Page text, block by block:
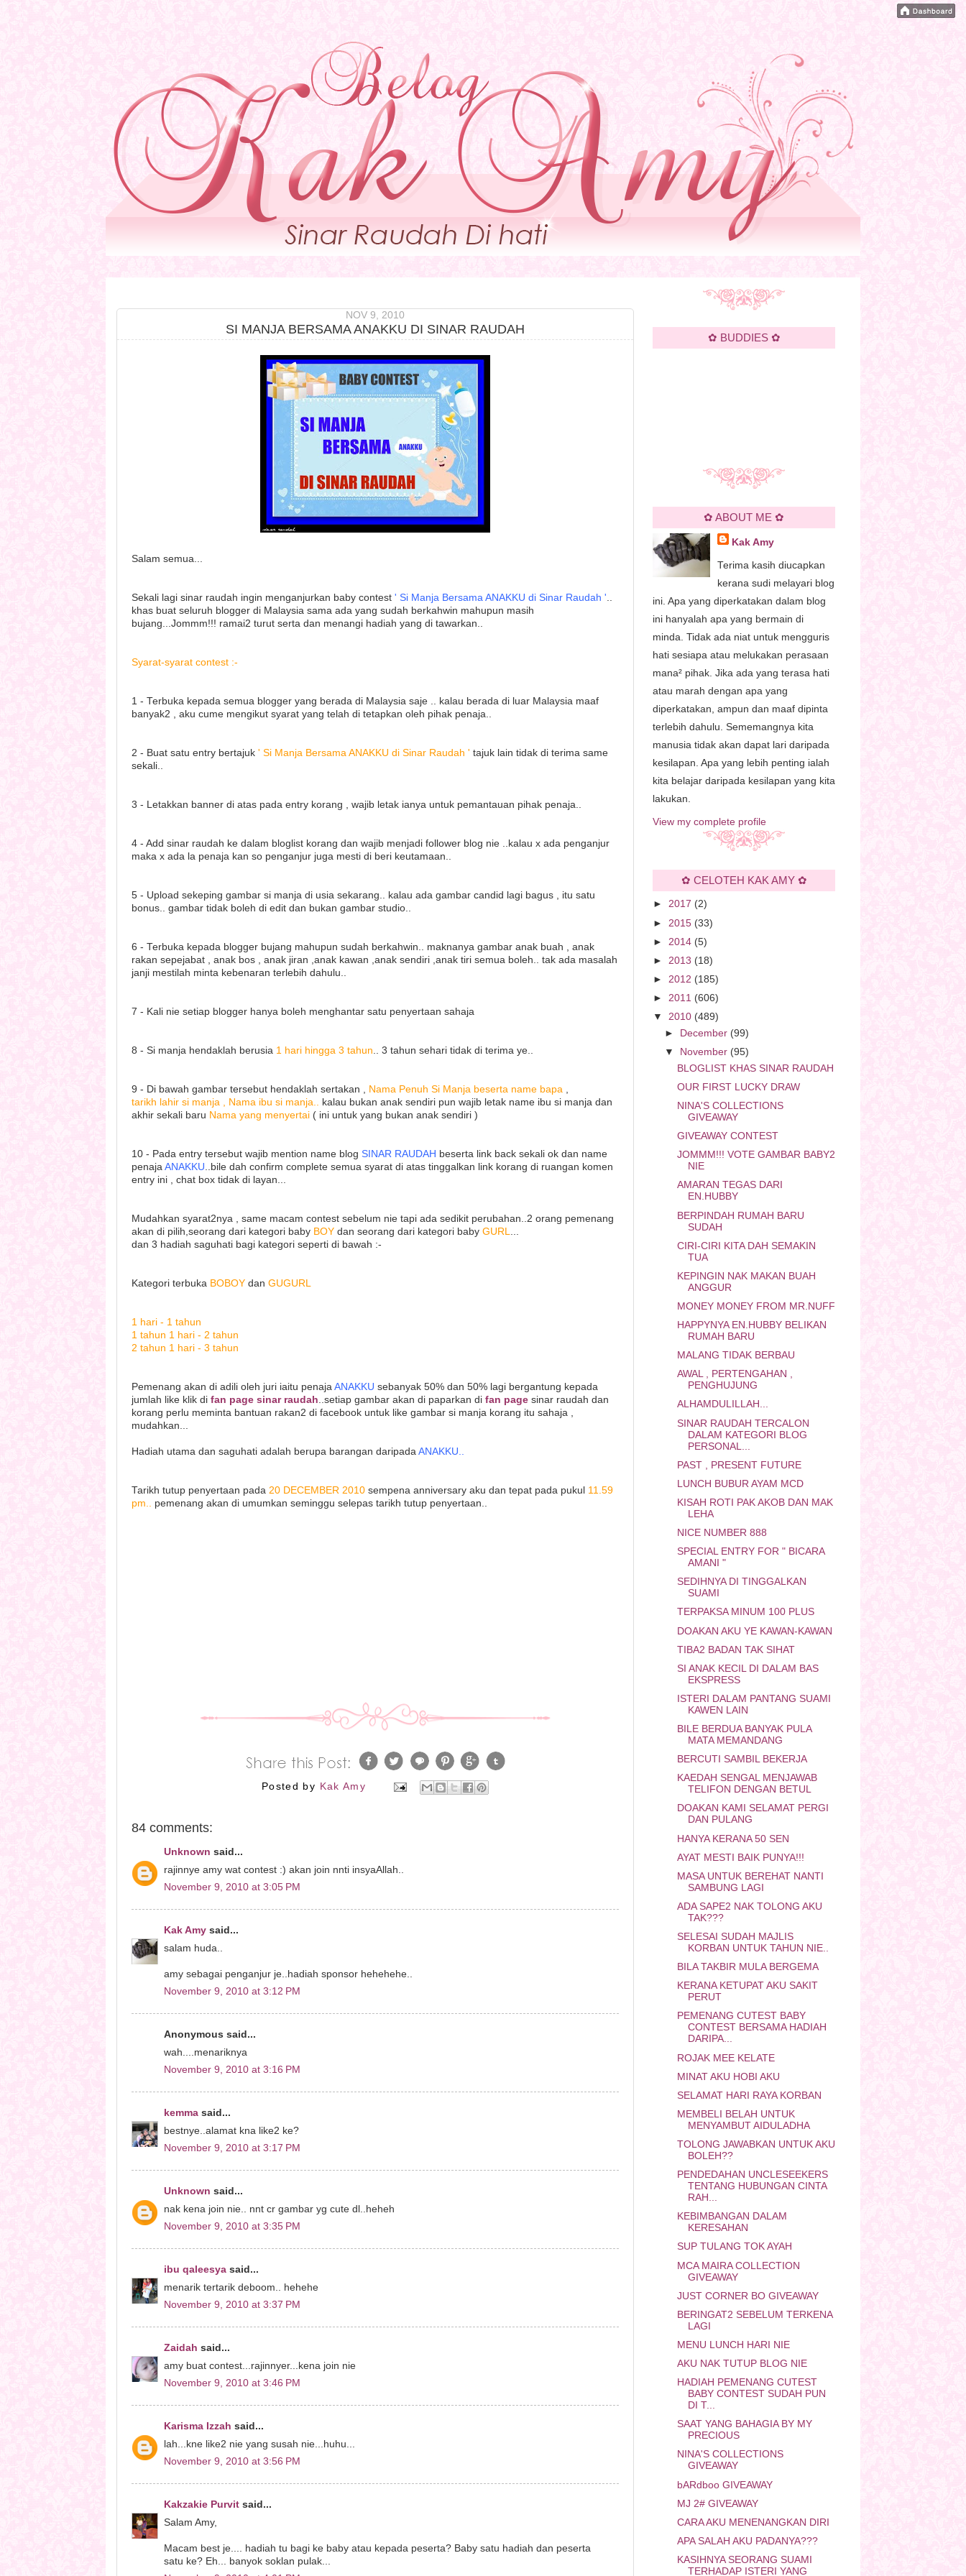
NOV 9, 2010
SI MANJA BERSAMA ANAKKU DI SINAR RAUDAH
Salam semua...
Sekali lagi sinar raudah ingin menganjurkan baby contest ' Si Manja Bersama ANAKKU di Sinar Raudah '
khas buat seluruh blogger di Malaysia sama ada yang sudah berkahwin mahupun masih
bujang...Jommm!!! ramai2 turut serta dan menangi hadiah yang di tawarkan..
Syarat-syarat contest :-
1 - Terbuka kepada semua blogger yang berada di Malaysia saje .. kalau berada di luar Malaysia maaf
banyak2 , aku cume mengikut syarat yang telah di tetapkan oleh pihak penaja..
2 - Buat satu entry bertajuk ' Si Manja Bersama ANAKKU di Sinar Raudah ' tajuk lain tidak di terima same
sekali..
3 - Letakkan banner di atas pada entry korang , wajib letak ianya untuk pemantauan pihak penaja..
4 - Add sinar raudah ke dalam bloglist korang dan wajib menjadi follower blog nie ..kalau x ada penganjur
maka x ada la penaja kan so penganjur juga mesti di beri keutamaan..
5 - Upload sekeping gambar si manja di usia sekarang.. kalau ada gambar candid lagi bagus , itu satu
bonus.. gambar tidak boleh di edit dan bukan gambar studio..
6 - Terbuka kepada blogger bujang mahupun sudah berkahwin.. maknanya gambar anak buah , anak
rakan sepejabat , anak bos , anak jiran ,anak kawan ,anak sendiri ,anak tiri semua boleh.. tak ada masalah
janji mestilah minta kebenaran terlebih dahulu..
7 - Kali nie setiap blogger hanya boleh menghantar satu penyertaan sahaja
8 - Si manja hendaklah berusia 1 hari hingga 3 tahun .. 3 tahun sehari tidak di terima ye..
9 - Di bawah gambar tersebut hendaklah sertakan , Nama Penuh Si Manja beserta name bapa
tarikh lahir si manja , Nama ibu si manja..
kalau bukan anak sendiri pun wajib letak name ibu si manja dan
akhir sekali baru Nama yang menyertai ( ini untuk yang bukan anak sendiri )
10 - Pada entry tersebut wajib mention name blog SINAR RAUDAH beserta link back sekali ok dan name
penaja ANAKKU ..bile dah confirm complete semua syarat di atas tinggalkan link korang di ruangan komen
entry ini , chat box tidak di layan...
Mudahkan syarat2nya , same macam contest sebelum nie tapi ada sedikit perubahan..2 orang pemenang
akan di pilih,seorang dari kategori baby BOY dan seorang dari kategori baby GURL
dan 3 hadiah saguhati bagi kategori seperti di bawah :-
Kategori terbuka BOBOY dan GUGURL
1 hari - 1 tahun
1 tahun 1 hari - 2 tahun
2 tahun 1 hari - 3 tahun
Pemenang akan di adili oleh juri iaitu penaja ANAKKU sebanyak 50% dan 50% lagi bergantung kepada
jumlah like klik di fan page sinar raudah ..setiap gambar akan di paparkan di fan page sinar raudah dan
korang perlu meminta bantuan rakan2 di facebook untuk like gambar si manja korang itu sahaja ,
mudahkan...
Hadiah utama dan saguhati adalah berupa barangan daripada ANAKKU..
Tarikh tutup penyertaan pada 20 DECEMBER 2010 sempena anniversary aku dan tepat pada pukul 11.59
pm..
pemenang akan di umumkan seminggu selepas tarikh tutup penyertaan..
Posted by Kak Amy
84 comments:
Unknown said...
rajinnye amy wat contest :) akan join nnti insyaAllah..
November 9, 2010 at 3:05 PM
Kak Amy said...
salam huda..
amy sebagai penganjur je..hadiah sponsor hehehehe..
November 9, 2010 at 3:12 PM
Anonymous said...
wah....menariknya
November 9, 2010 at 3:16 PM
kemma said...
bestnye..alamat kna like2 ke?
November 9, 2010 at 3:17 PM
Unknown said...
nak kena join nie.. nnt cr gambar yg cute dl..heheh
November 9, 2010 at 3:35 PM
ibu qaleesya said...
menarik tertarik deboom.. hehehe
November 9, 2010 at 3:37 PM
Zaidah said...
amy buat contest...rajinnyer...kena join nie
November 9, 2010 at 3:46 PM
Karisma Izzah said...
lah...kne like2 nie yang susah nie...huhu...
November 9, 2010 at 3:56 PM
Kakzakie Purvit said...
Salam Amy,
Macam best je.... hadiah tu bagi ke baby atau kepada peserta? Baby satu hadiah dan peserta
satu ke? Eh... banyok soklan pulak...
✿ BUDDIES ✿
✿ ABOUT ME ✿
Kak Amy
Terima kasih diucapkan
kerana sudi melayari blog
ini. Apa yang diperkatakan dalam blog
ini hanyalah apa yang bermain di
minda. Tidak ada niat untuk mengguris
hati sesiapa atau melukakan perasaan
mana² pihak. Jika ada yang terasa hati
atau marah dengan apa yang
diperkatakan, ampun dan maaf dipinta
terlebih dahulu. Sememangnya kita
manusia tidak akan dapat lari daripada
kesilapan. Apa yang lebih penting ialah
kita belajar daripada kesilapan yang kita
lakukan.
View my complete profile
✿ CELOTEH KAK AMY ✿
► 2017 (2)
► 2015 (33)
► 2014 (5)
► 2013 (18)
► 2012 (185)
► 2011 (606)
▼ 2010 (489)
►
December (99)
▼
November (95)
BLOGLIST KHAS SINAR RAUDAH
OUR FIRST LUCKY DRAW
NINA'S COLLECTIONS
GIVEAWAY
GIVEAWAY CONTEST
JOMMM!!! VOTE GAMBAR BABY2
NIE
AMARAN TEGAS DARI
EN.HUBBY
BERPINDAH RUMAH BARU
SUDAH
CIRI-CIRI KITA DAH SEMAKIN
TUA
KEPINGIN NAK MAKAN BUAH
ANGGUR
MONEY MONEY FROM MR.NUFF
HAPPYNYA EN.HUBBY BELIKAN
RUMAH BARU
MALANG TIDAK BERBAU
AWAL , PERTENGAHAN ,
PENGHUJUNG
ALHAMDULILLAH...
SINAR RAUDAH TERCALON
DALAM KATEGORI BLOG
PERSONAL...
PAST , PRESENT FUTURE
LUNCH BUBUR AYAM MCD
KISAH ROTI PAK AKOB DAN MAK
LEHA
NICE NUMBER 888
SPECIAL ENTRY FOR " BICARA
AMANI "
SEDIHNYA DI TINGGALKAN
SUAMI
TERPAKSA MINUM 100 PLUS
DOAKAN AKU YE KAWAN-KAWAN
TIBA2 BADAN TAK SIHAT
SI ANAK KECIL DI DALAM BAS
EKSPRESS
ISTERI DALAM PANTANG SUAMI
KAWEN LAIN
BILE BERDUA BANYAK PULA
MATA MEMANDANG
BERCUTI SAMBIL BEKERJA
KAEDAH SENGAL MENJAWAB
TELIFON DENGAN BETUL
DOAKAN KAMI SELAMAT PERGI
DAN PULANG
HANYA KERANA 50 SEN
AYAT MESTI BAIK PUNYA!!!
MASA UNTUK BEREHAT NANTI
SAMBUNG LAGI
ADA SAPE2 NAK TOLONG AKU
TAK???
SELESAI SUDAH MAJLIS
KORBAN UNTUK TAHUN NIE..
BILA TAKBIR MULA BERGEMA
KERANA KETUPAT AKU SAKIT
PERUT
PEMENANG CUTEST BABY
CONTEST BERSAMA HADIAH
DARIPA...
ROJAK MEE KELATE
MINAT AKU HOBI AKU
SELAMAT HARI RAYA KORBAN
MEMBELI BELAH UNTUK
MENYAMBUT AIDULADHA
TOLONG JAWABKAN UNTUK AKU
BOLEH??
PENDEDAHAN UNCLESEEKERS
TENTANG HUBUNGAN CINTA
RAH...
KEBIMBANGAN DALAM
KERESAHAN
SUP TULANG TOK AYAH
MCA MAIRA COLLECTION
GIVEAWAY
JUST CORNER BO GIVEAWAY
BERINGAT2 SEBELUM TERKENA
LAGI
MENU LUNCH HARI NIE
AKU NAK TUTUP BLOG NIE
HADIAH PEMENANG CUTEST
BABY CONTEST SUDAH PUN
DI T...
SAAT YANG BAHAGIA BY MY
PRECIOUS
NINA'S COLLECTIONS
GIVEAWAY
bARdboo GIVEAWAY
MJ 2# GIVEAWAY
CARA AKU MENENANGKAN DIRI
APA SALAH AKU PADANYA???
KASIHNYA SEORANG SUAMI
TERHADAP ISTERI YANG